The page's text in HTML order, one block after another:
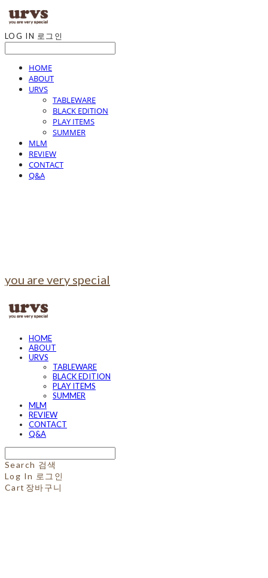
LOG IN 로그인
HOME
ABOUT
URVS
TABLEWARE
BLACK EDITION
PLAY ITEMS
SUMMER
MLM
REVIEW
CONTACT
Q&A
you are very special
HOME
ABOUT
URVS
TABLEWARE
BLACK EDITION
PLAY ITEMS
SUMMER
MLM
REVIEW
CONTACT
Q&A
Search 검색
Log In 로그인
Cart 장바구니